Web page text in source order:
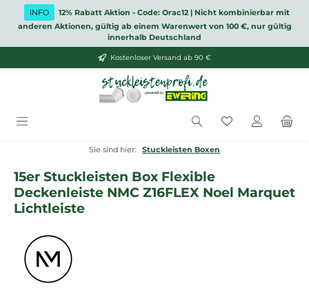
Zum Hauptinhalt springen
INFO
12% Rabatt Aktion - Code: Orac12 | Nicht kombinierbar mit
anderen Aktionen, gültig ab einem Warenwert von 100 €, nur gültig
innerhalb Deutschland
Kostenloser Versand ab 90 €
Du hast 0
Sie sind hier: Stuckleisten Boxen
15er Stuckleisten Box Flexible
Deckenleiste NMC Z16FLEX Noel Marquet
Lichtleiste